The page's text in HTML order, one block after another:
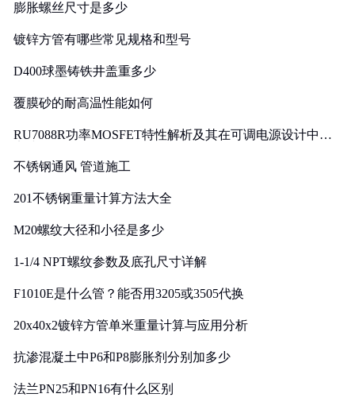
膨胀螺丝尺寸是多少
镀锌方管有哪些常见规格和型号
D400球墨铸铁井盖重多少
覆膜砂的耐高温性能如何
RU7088R功率MOSFET特性解析及其在可调电源设计中的
不锈钢通风 管道施工
201不锈钢重量计算方法大全
M20螺纹大径和小径是多少
1-1/4 NPT螺纹参数及底孔尺寸详解
F1010E是什么管？能否用3205或3505代换
20x40x2镀锌方管单米重量计算与应用分析
抗渗混凝土中P6和P8膨胀剂分别加多少
法兰PN25和PN16有什么区别